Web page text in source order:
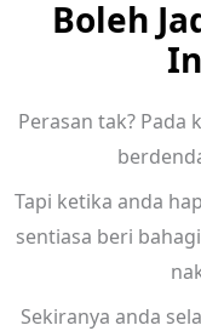
Boleh
Perasan tak? Pada
Tapi ketika anda
sentiasa beri
Sekiranya anda